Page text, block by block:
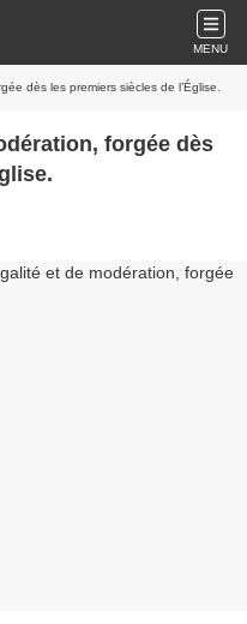
MENU
dès les premiers siècles de l’Église.
forgée dès